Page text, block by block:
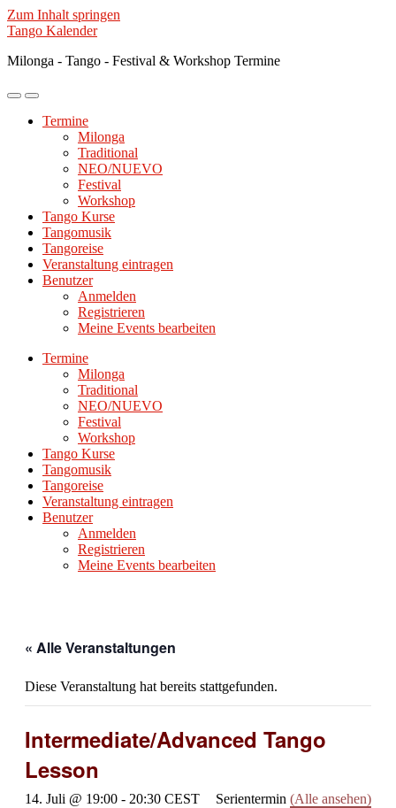
Zum Inhalt springen
Tango Kalender
Milonga - Tango - Festival & Workshop Termine
Mobile-
ein-/ausblenden
Suchfeld
ein-/ausblenden
Termine
Milonga
Traditional
NEO/NUEVO
Festival
Workshop
Tango Kurse
Tangomusik
Tangoreise
Veranstaltung eintragen
Benutzer
Anmelden
Registrieren
Meine Events bearbeiten
Termine
Milonga
Traditional
NEO/NUEVO
Festival
Workshop
Tango Kurse
Tangomusik
Tangoreise
Veranstaltung eintragen
Benutzer
Anmelden
Registrieren
Meine Events bearbeiten
« Alle Veranstaltungen
Diese Veranstaltung hat bereits stattgefunden.
Intermediate/Advanced Tango
Lesson
14. Juli @ 19:00 - 20:30 CEST Serientermin (Alle ansehen)